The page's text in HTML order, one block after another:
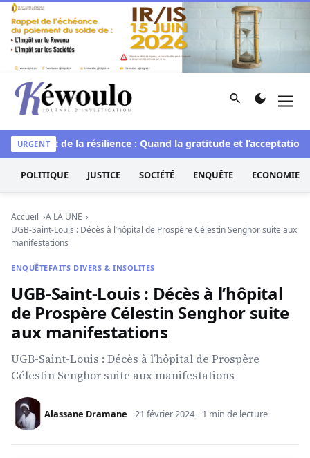
Aller au contenu
Kéwoulo, le premier site d'information et d'investigation
Rechercher
URGENT
L’art de la résilience : Quand la gratitude et l’acceptation
POLITIQUE JUSTICE SOCIÉTÉ ENQUÊTE ECONOMIE
Accueil
A LA UNE
UGB-Saint-Louis : Décès à l’hôpital de Prospère Célestin Senghor suite aux
manifestations
ENQUÊTEFAITS DIVERS & INSOLITES
UGB-Saint-Louis : Décès à l’hôpital
de Prospère Célestin Senghor suite
aux manifestations
UGB-Saint-Louis : Décès à l’hôpital de Prospère
Célestin Senghor suite aux manifestations
Alassane Dramane 21 février 2024 1 min de lecture